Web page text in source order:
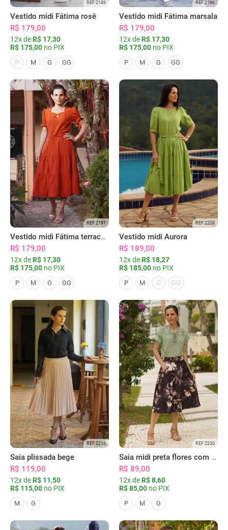
REF 2189
Vestido midi Fátima rosê
R$ 179,00
12x de R$ 17,30
R$ 175,00 no PIX
P
M G GG
REF 2190
Vestido midi Fátima marsala
R$ 179,00
12x de R$ 17,30
R$ 175,00 no PIX
P M G GG
REF 2191
Vestido midi Fátima terracota
R$ 179,00
12x de R$ 17,30
R$ 175,00 no PIX
P M G GG
REF 2208
Vestido midi Aurora
R$ 189,00
12x de R$ 18,27
R$ 185,00 no PIX
P M G GG
REF 2216
Saia plissada bege
R$ 119,00
12x de R$ 11,50
R$ 115,00 no PIX
M G
REF 2230
Saia midi preta flores com bolsos
R$ 89,00
12x de R$ 8,60
R$ 85,00 no PIX
P M G